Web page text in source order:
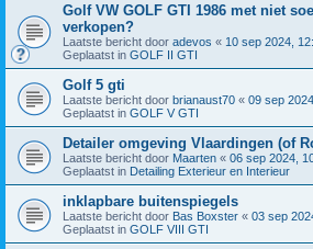
Golf VW GOLF GTI 1986 met niet
verkopen?
Laatste bericht door adevos « 10 sep 2024,
Geplaatst in GOLF II GTI
Golf 5 gti
Laatste bericht door brianaust70 « 09 sep
Geplaatst in GOLF V GTI
Detailer omgeving Vlaardingen (of
Laatste bericht door Maarten « 06 sep 2024,
Geplaatst in Detailing Exterieur en Interieur
inklapbare buitenspiegels
Laatste bericht door Bas Boxster « 03 sep
Geplaatst in GOLF VIII GTI